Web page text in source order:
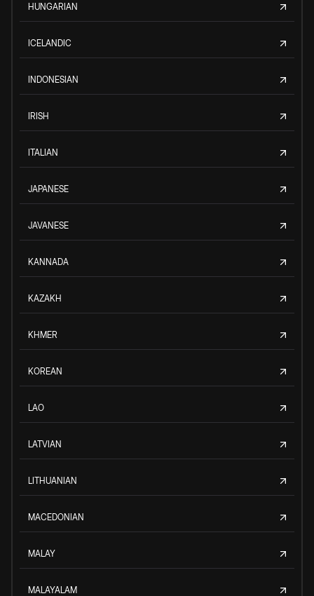
HUNGARIAN
ICELANDIC
INDONESIAN
IRISH
ITALIAN
JAPANESE
JAVANESE
KANNADA
KAZAKH
KHMER
KOREAN
LAO
LATVIAN
LITHUANIAN
MACEDONIAN
MALAY
MALAYALAM